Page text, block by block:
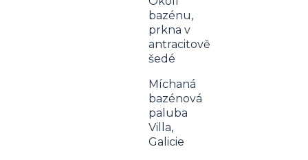
bazénu,
prkna v
antracitově
šedé
Míchaná
bazénová
paluba
Villa,
Galicie